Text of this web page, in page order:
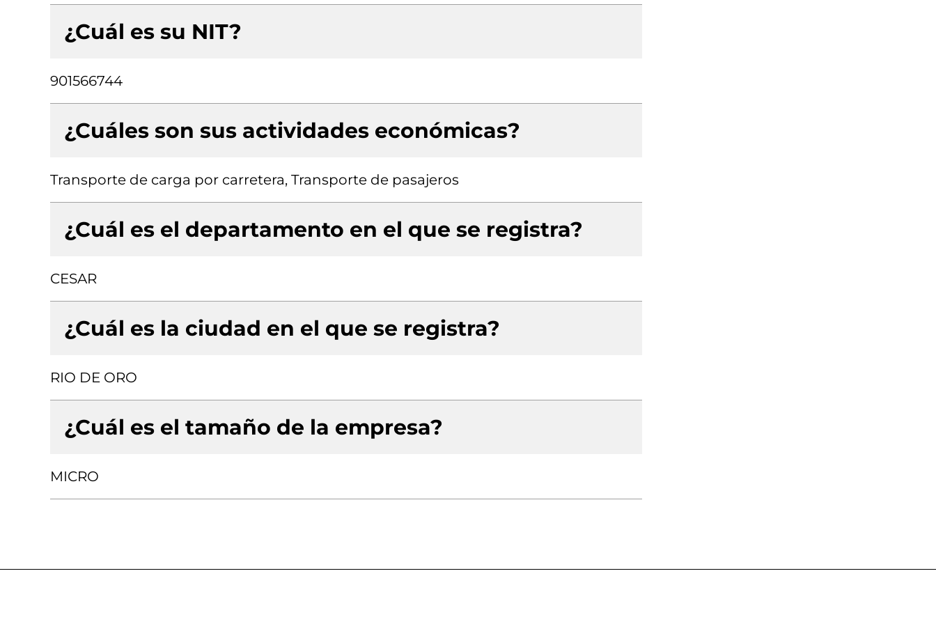
¿Cuál es su NIT?
901566744
¿Cuáles son sus actividades económicas?
Transporte de carga por carretera, Transporte de pasajeros
¿Cuál es el departamento en el que se registra?
CESAR
¿Cuál es la ciudad en el que se registra?
RIO DE ORO
¿Cuál es el tamaño de la empresa?
MICRO